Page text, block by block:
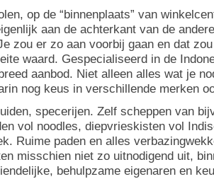
op de “binnenplaats” van
aan de achterkant van de
zou er zo aan voorbij gaan en dat
waard. Gespecialiseerd in de
aanbod. Niet alleen alles wat je
nog keus in verschillende merken
specerijen. Zelf scheppen van
vol noodles, diepvrieskisten vol
Ruime paden en alles
misschien niet zo uitnodigend uit,
behulpzame eigenaren en